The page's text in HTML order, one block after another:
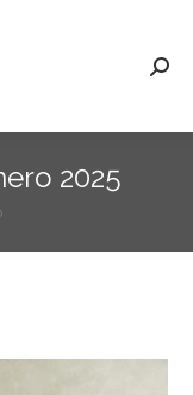
2025